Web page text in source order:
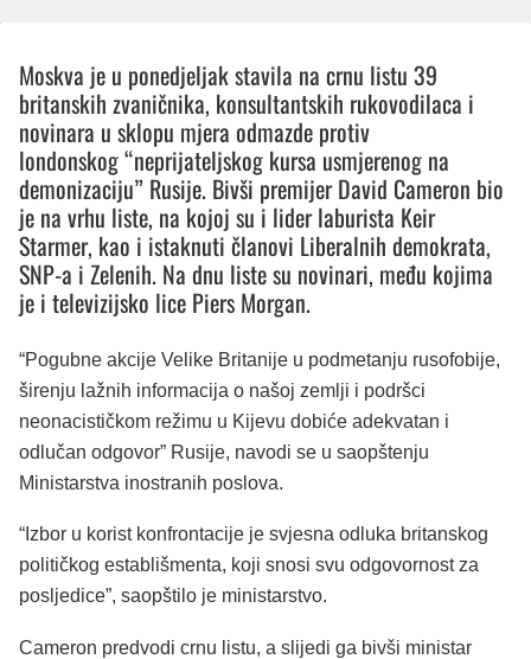
Moskva je u ponedjeljak stavila na crnu listu 39
britanskih zvaničnika, konsultantskih rukovodilaca i
novinara u sklopu mjera odmazde protiv
londonskog “neprijateljskog kursa usmjerenog na
demonizaciju” Rusije. Bivši premijer David Cameron bio
je na vrhu liste, na kojoj su i lider laburista Keir
Starmer, kao i istaknuti članovi Liberalnih demokrata,
SNP-a i Zelenih. Na dnu liste su novinari, među kojima
je i televizijsko lice Piers Morgan.
“Pogubne akcije Velike Britanije u podmetanju rusofobije,
širenju lažnih informacija o našoj zemlji i podršci
neonacističkom režimu u Kijevu dobiće adekvatan i
odlučan odgovor” Rusije, navodi se u saopštenju
Ministarstva inostranih poslova.
“Izbor u korist konfrontacije je svjesna odluka britanskog
političkog establišmenta, koji snosi svu odgovornost za
posljedice”, saopštilo je ministarstvo.
Cameron predvodi crnu listu, a slijedi ga bivši ministar